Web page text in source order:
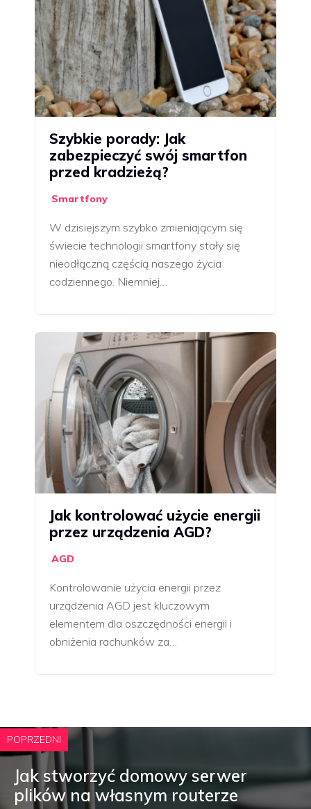
Szybkie porady: Jak
zabezpieczyć swój smartfon
przed kradzieżą?
Smartfony
W dzisiejszym szybko zmieniającym się
świecie technologii smartfony stały się
nieodłączną częścią naszego życia
codziennego. Niemniej…
Jak kontrolować użycie energii
przez urządzenia AGD?
AGD
Kontrolowanie użycia energii przez
urządzenia AGD jest kluczowym
elementem dla oszczędności energii i
obniżenia rachunków za…
POPRZEDNI
Jak stworzyć domowy serwer
plików na własnym routerze